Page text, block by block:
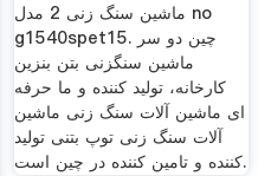
ماشین سنگ زنی 2 مدل no
g1540spet15. چین دو سر
ماشین سنگزنی بتن بنزین
کارخانه، تولید کننده و ما حرفه
ای ماشین آلات سنگ زنی ماشین
آلات سنگ زنی توپ بتنی تولید
کننده و تامین کننده در چین است.